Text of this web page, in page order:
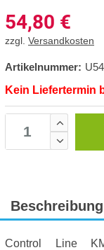
54,80 €
zzgl. Versandkosten
Artikelnummer:
Kein Liefertermin
Beschreibung
Control Line